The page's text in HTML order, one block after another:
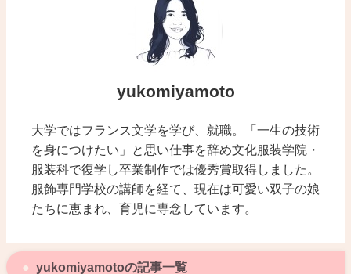
yukomiyamoto
大学ではフランス文学を学び、就職。「一生の技術
を身につけたい」と思い仕事を辞め文化服装学院・
服装科で復学し卒業制作では優秀賞取得しました。
服飾専門学校の講師を経て、現在は可愛い双子の娘
たちに恵まれ、育児に専念しています。
yukomiyamotoの記事一覧